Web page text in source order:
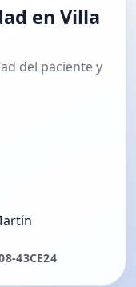
en Villa
del paciente y
43CE24